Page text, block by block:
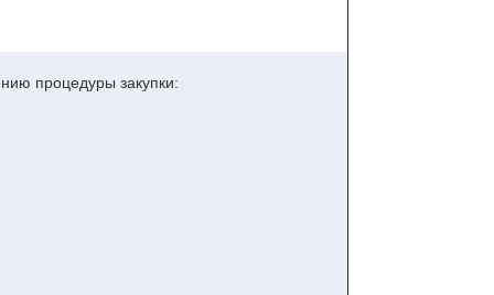
процедуры закупки: